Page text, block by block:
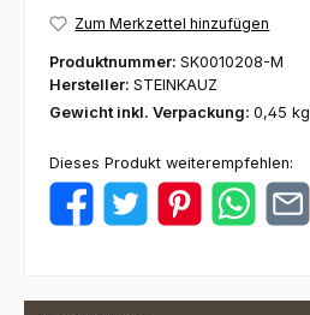
Zum Merkzettel hinzufügen
Produktnummer: SK0010208-M
Hersteller: STEINKAUZ
Gewicht inkl. Verpackung: 0,45 kg
Dieses Produkt weiterempfehlen: